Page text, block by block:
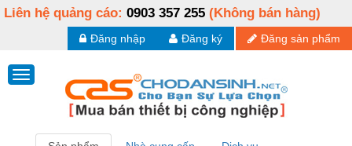
Liên hệ quảng cáo: 0903 357 255 (Không bán hàng)
Đăng sản phẩm
Đăng ký
Đăng nhập